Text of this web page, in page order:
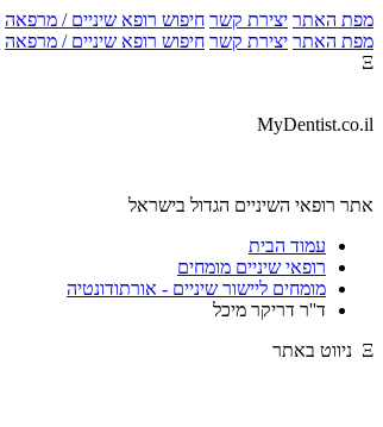
מפת האתר יצירת קשר חיפוש רופא שיניים / מרפאה
מפת האתר יצירת קשר חיפוש רופא שיניים / מרפאה
Ξ
MyDentist.co.il
אתר רופאי השיניים הגדול בישראל
עמוד הבית
רופאי שיניים מומחים
מומחים ליישור שיניים - אורתודונטיה
ד''ר דריקר מיכל
Ξ ניווט באתר